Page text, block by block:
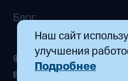
Наш сайт
улучшения
Подробнее
Блог
© 2026 ООО
вычислений». Все